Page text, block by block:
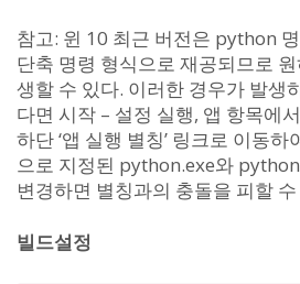
참고: 윈 10 최근 버전은 python
단축 명령 형식으로 재공되므로
생할 수 있다. 이러한 경우가 발생
다면 시작 – 설정 실행, 앱 항목에
하단 ‘앱 실행 별칭’ 링크로 이동하
으로 지정된 python.exe와
변경하면 별칭과의 충돌을 피할
빌드설정